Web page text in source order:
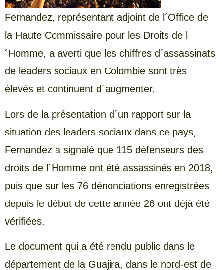
Fernandez, représentant adjoint de l´Office de
la Haute Commissaire pour les Droits de l
´Homme, a averti que les chiffres d´assassinats
de leaders sociaux en Colombie sont très
élevés et continuent d´augmenter.
Lors de la présentation d´un rapport sur la
situation des leaders sociaux dans ce pays,
Fernandez a signalé que 115 défenseurs des
droits de l´Homme ont été assassinés en 2018,
puis que sur les 76 dénonciations enregistrées
depuis le début de cette année 26 ont déjà été
vérifiées.
Le document qui a été rendu public dans le
département de la Guajira, dans le nord-est de